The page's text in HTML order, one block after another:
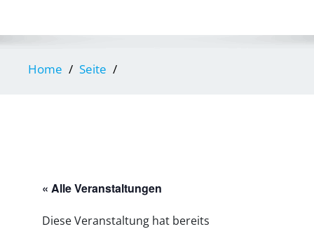
Home Seite
« Alle Veranstaltungen
Diese Veranstaltung hat bereits